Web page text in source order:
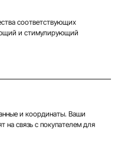
соответствующих
и стимулирующий
и координаты. Ваши
на связь с покупателем для